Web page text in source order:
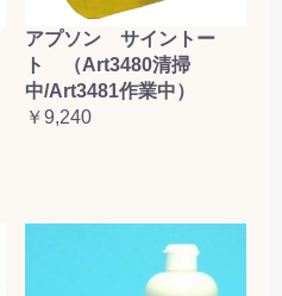
アプソン サイントー
ト （Art3480清掃
中/Art3481作業中）
￥9,240